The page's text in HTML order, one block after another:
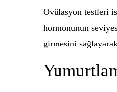
Ovülasyon testleri
hormonunun
girmesini